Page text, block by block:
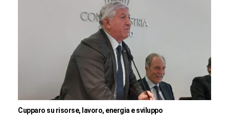
Cupparo su risorse, lavoro, energia e sviluppo